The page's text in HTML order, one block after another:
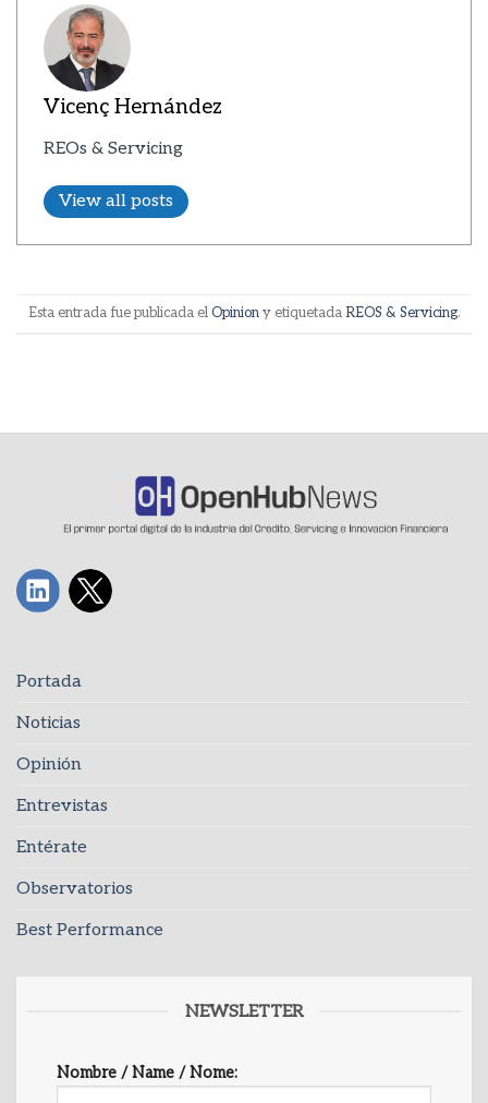
Vicenç Hernández
REOs & Servicing
View all posts
Esta entrada fue publicada elOpiniony etiquetada REOS & Servicing.
Portada
Noticias
Opinión
Entrevistas
Entérate
Observatorios
Best Performance
NEWSLETTER
Nombre / Name / Nome: